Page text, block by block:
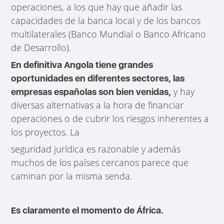
operaciones, a los que hay que añadir las
capacidades de la banca local y de los bancos
multilaterales (Banco Mundial o Banco Africano
de Desarrollo).
En definitiva Angola tiene grandes
oportunidades en diferentes sectores, las
empresas españolas son bien venidas, y hay
diversas alternativas a la hora de financiar
operaciones o de cubrir los riesgos inherentes a
los proyectos. La
seguridad jurídica es razonable y además
muchos de los países cercanos parece que
caminan por la misma senda.
Es claramente el momento de África.